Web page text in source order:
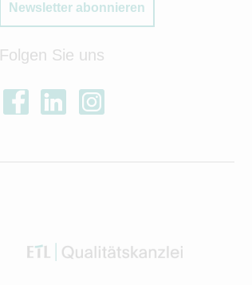
Newsletter abonnieren
Folgen Sie uns